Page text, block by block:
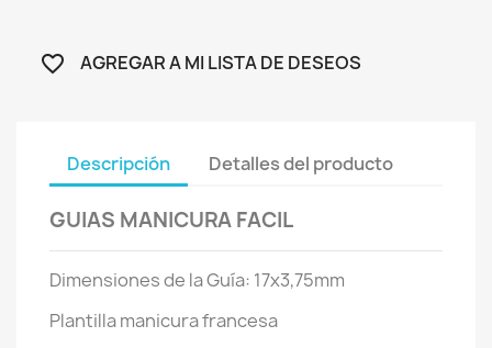
favorite_border AGREGAR A MI LISTA DE DESEOS
Descripción Detalles del producto
GUIAS MANICURA FACIL
Dimensiones de la Guía: 17x3,75mm
Plantilla manicura francesa